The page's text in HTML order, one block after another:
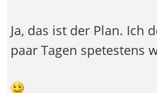
Ja, das ist der Plan. Ich
paar Tagen spetestens